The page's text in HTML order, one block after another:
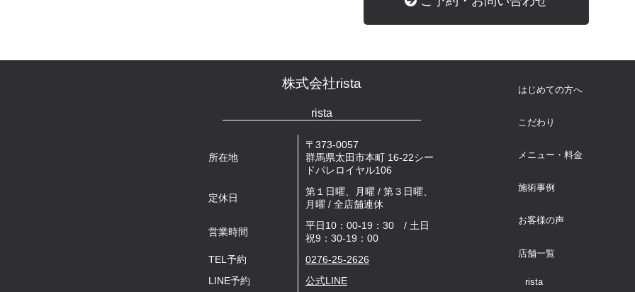
株式会社rista
rista
所在地
〒373-0057
群馬県太田市本町 16-22シー
ドパレロイヤル106
定休日
第１日曜、月曜 / 第３日曜、
月曜 / 全店舗連休
営業時間
平日10：00-19：30 / 土日
祝9：30-19：00
TEL予約
0276-25-2626
LINE予約
公式LINE
はじめての方へ
こだわり
メニュー・料金
施術事例
お客様の声
店舗一覧
rista